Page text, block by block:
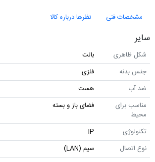
مشخصات فنی نظرها درباره کالا
سایر
شکل ظاهری
بالت
جنس بدنه
فلزی
ضد آب
هست
مناسب برای
محیط
فضای باز و بسته
تکنولوژی
IP
نوع اتصال
سیم (LAN)